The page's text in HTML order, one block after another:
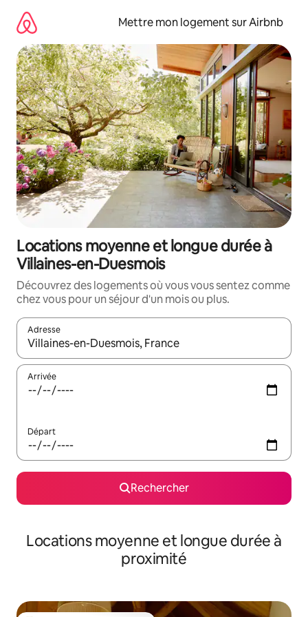
directement
contenu
Mettre mon logement sur Airbnb
Locations moyenne et longue durée à
Villaines-en-Duesmois
Découvrez des logements où vous vous sentez comme
chez vous pour un séjour d'un mois ou plus.
Adresse
Lorsque les résultats s'affichent, utilisez les flèches vers le
Arrivée
Départ
Rechercher
Locations moyenne et longue durée à
proximité